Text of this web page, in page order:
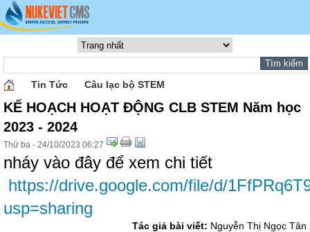
Tin Tức Câu lạc bộ STEM
KẾ HOẠCH HOẠT ĐỘNG CLB STEM Năm học
2023 - 2024
Thứ ba - 24/10/2023 06:27
nháy vào đây để xem chi tiết
https://drive.google.com/file/d/
usp=sharing
Tác giả bài viết: Nguyễn Thị Ngọc Tân